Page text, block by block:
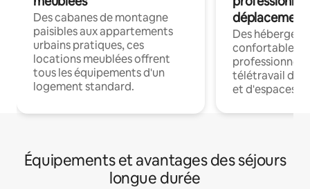
Des cabanes de montagne
paisibles aux appartements
urbains pratiques, ces
locations meublées offrent
tous les équipements d'un
logement standard.
déplacement
Des
confortables
professionnels
télétravail
et d'espaces
Équipements et avantages des séjours
longue durée